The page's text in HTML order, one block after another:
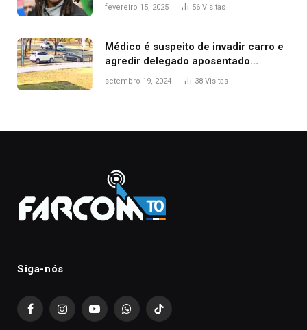
fevereiro 15, 2025 56 Visitas
Médico é suspeito de invadir carro e
agredir delegado aposentado
durante confusão no trânsito
setembro 19, 2024 38 Visitas
Siga-nós
FacebookInstagramYouTubeWhatsAppTikTok